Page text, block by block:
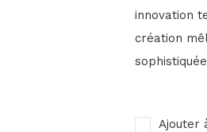
innovation
création
Ajouter